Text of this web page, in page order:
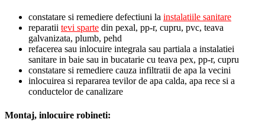
constatare si remediere defectiuni la instalatiile sanitare
reparatii tevi sparte din pexal, pp-r, cupru, pvc, teava
galvanizata, plumb, pehd
refacerea sau inlocuire integrala sau partiala a instalatiei
sanitare in baie sau in bucatarie cu teava pex, pp-r, cupru
constatare si remediere cauza infiltratii de apa la vecini
inlocuirea si repararea tevilor de apa calda, apa rece si a
conductelor de canalizare
Montaj, inlocuire robineti: